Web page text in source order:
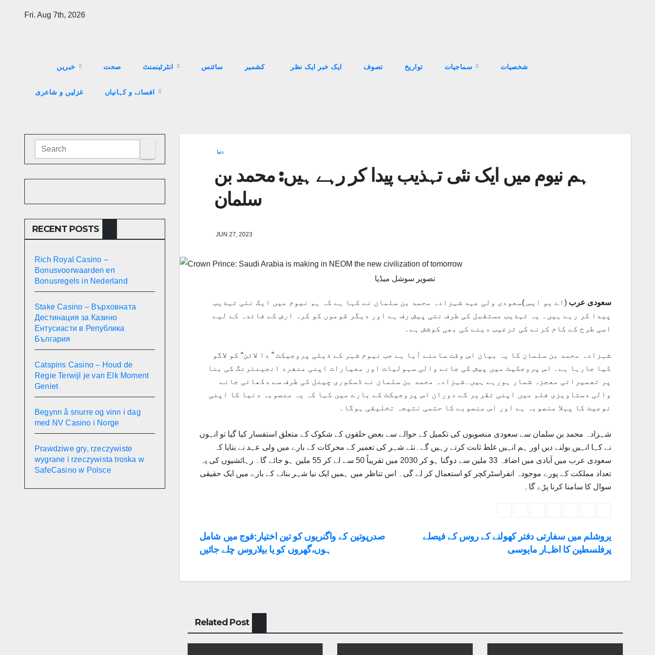
Fri. Aug 7th, 2026
صحت سائنس کشمیر ایک خبر ایک نظر تصوف تواریخ
غزلیں و شاعری
RECENT POSTS
Rich Royal Casino –
Bonusvoorwaarden en
Bonusregels in Nederland
Stake Casino – Върховната
Дестинация за Казино
Ентусиасти в Република
България
Catspins Casino – Houd de
Regie Terwijl je van Elk Moment
Geniet
Begynn å snurre og vinn i dag
med NV Casino i Norge
Prawdziwe gry, rzeczywiste
wygrane i rzeczywista troska w
SafeCasino w Polsce
دنیا
ہم نیوم میں ایک نئی تہذیب پیدا کر رہے ہیں: محمد بن
سلمان
JUN 27, 2023
تصویر سوشل میڈیا
سعودی عرب (اے یو ایس )سعودی ولی عہد شہزادہ محمد بن سلمان نے کہا ہے کہ ہم نیوم میں ایک نئی تہذیب
پیدا کر رہے ہیں۔ یہ تہذیب مستقبل کی طرف نئی پیش رف ہے اور دیگر قوموں کو کرہ ارض کے فائدہ کے لیے
اسی طرح کے کام کرنے کی ترغیب دینے کی بھی کوشش ہے۔
شہزادہ محمد بن سلمان کا یہ بیان اس وقت سامنے آیا ہے جب نیوم شہر کے ذیلی پروجیکٹ ” دا لائن“ کو لاگو
کیا جارہا ہے۔ اس پروجکیٹ میں پیش کی جانے والی سہولیات اور معیارات اپنی منفرد انجینئرنگ کی بنا
پر تعمیراتی معجزہ شمار ہورہے ہیں۔شہزادہ محمد بن سلمان نے ڈسکوری چینل کی طرف سے دکھائی جانے
والی دستاویزی فلم میں اپنی تقریر کے دوران اس پروجیکٹ کے بارے میں کہا کہ یہ منصوبہ دنیا کا اپنی
نوعیت کا پہلا منصوبہ ہے اور اس منصوبے کا حتمی نتیجہ تخلیقی ہوگا۔
شہزادہ محمد بن سلمان سے سعودی منصوبوں کی تکمیل کے حوالے سے بعض حلقوں کے شکوک کے متعلق استفسار کیا گیا تو انہوں
نے کہا انہیں بولنے دیں اور ہم انہیں غلط ثابت کرتے رہیں گے۔نئے شہر کی تعمیر کے محرکات کے بارے میں ولی عہد نے بتایا کہ
سعودی عرب میں آبادی میں اضافہ 33 ملین سے دوگنا ہو کر 2030 میں تقریباً 50 سے لے کر 55 ملین ہو جائے گا۔ رہائشیوں کی یہ
تعداد مملکت کے پورے موجودہ انفراسٹرکچر کو استعمال کر لے گی۔ اس تناظر میں ہمیں ایک نیا شہر بنانے کے بارے میں ایک حقیقی
سوال کا سامنا کرنا پڑے گا۔
Post
navigation
یروشلم میں سفارتی دفتر کھولنے کے روس کے فیصلے
پرفلسطین کا اظہار مایوسی
صدرپوتین کے واگنریوں کو تین اختیار:فوج میں شامل
ہوں،گھروں کو یا بیلاروس چلے جائیں
Related Post